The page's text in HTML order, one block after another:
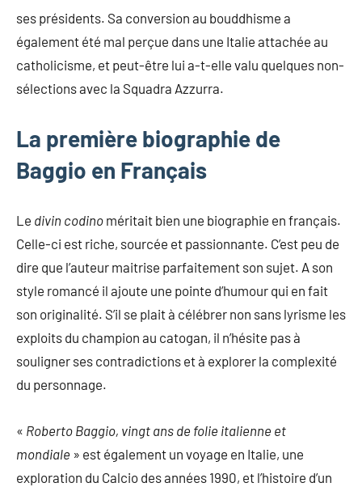
ses présidents. Sa conversion au bouddhisme a
également été mal perçue dans une Italie attachée au
catholicisme, et peut-être lui a-t-elle valu quelques non-
sélections avec la Squadra Azzurra.
La première biographie de
Baggio en Français
Le divin codino méritait bien une biographie en français.
Celle-ci est riche, sourcée et passionnante. C’est peu de
dire que l’auteur maitrise parfaitement son sujet. A son
style romancé il ajoute une pointe d’humour qui en fait
son originalité. S’il se plait à célébrer non sans lyrisme les
exploits du champion au catogan, il n’hésite pas à
souligner ses contradictions et à explorer la complexité
du personnage.
« Roberto Baggio, vingt ans de folie italienne et
mondiale » est également un voyage en Italie, une
exploration du Calcio des années 1990, et l’histoire d’un